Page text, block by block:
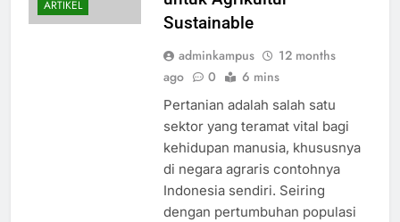
ARTIKEL
Sustainable
adminkampus
12 months
ago
0 6 mins
Pertanian adalah salah satu
sektor yang teramat vital bagi
kehidupan manusia, khususnya
di negara agraris contohnya
Indonesia sendiri. Seiring
dengan pertumbuhan populasi